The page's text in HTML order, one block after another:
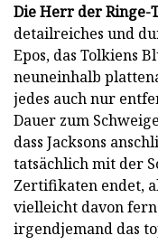
Die Herr der Ringe-
detailreiches und
Epos, das Tolkiens
neuneinhalb
jedes auch nur
Dauer zum
dass Jacksons
tatsächlich mit der
Zertifikaten endet,
vielleicht davon
irgendjemand das